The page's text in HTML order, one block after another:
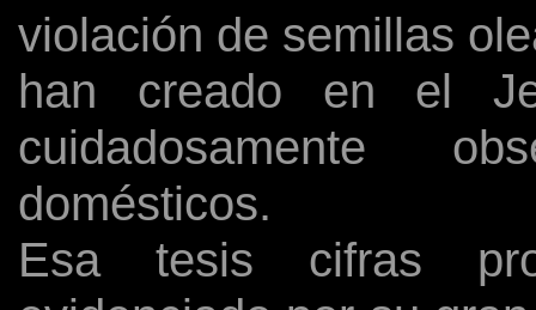
violación de semillas
han creado en el
cuidadosamente
domésticos.
Esa tesis cifras